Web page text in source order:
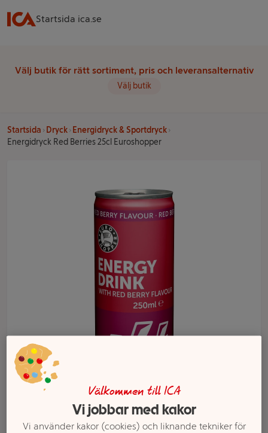
Startsida ica.se
Välj butik för rätt sortiment, pris och leveransalternativ
Välj butik
Startsida Dryck
Energidryck & Sportdryck
Energidryck Red Berries 25cl Euroshopper
Välj butik och handla
Välkommen till ICA
Vi jobbar med kakor
Vi använder kakor (cookies) och liknande tekniker för